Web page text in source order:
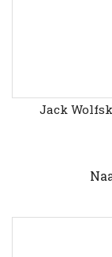
Jack